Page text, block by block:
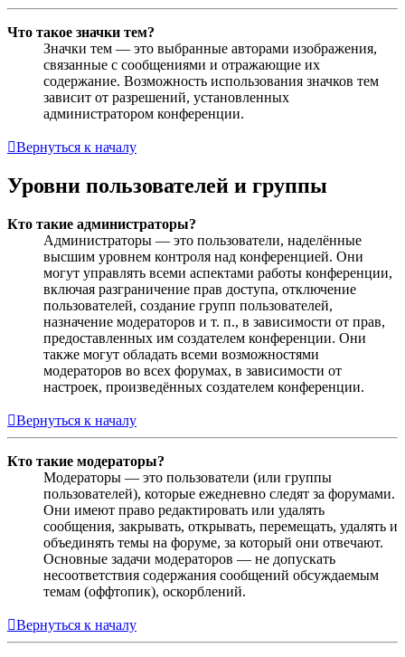
Что такое значки тем?
Значки тем — это выбранные авторами изображения,
связанные с сообщениями и отражающие их
содержание. Возможность использования значков тем
зависит от разрешений, установленных
администратором конференции.
Вернуться к началу
Уровни пользователей и группы
Кто такие администраторы?
Администраторы — это пользователи, наделённые
высшим уровнем контроля над конференцией. Они
могут управлять всеми аспектами работы конференции,
включая разграничение прав доступа, отключение
пользователей, создание групп пользователей,
назначение модераторов и т. п., в зависимости от прав,
предоставленных им создателем конференции. Они
также могут обладать всеми возможностями
модераторов во всех форумах, в зависимости от
настроек, произведённых создателем конференции.
Вернуться к началу
Кто такие модераторы?
Модераторы — это пользователи (или группы
пользователей), которые ежедневно следят за форумами.
Они имеют право редактировать или удалять
сообщения, закрывать, открывать, перемещать, удалять и
объединять темы на форуме, за который они отвечают.
Основные задачи модераторов — не допускать
несоответствия содержания сообщений обсуждаемым
темам (оффтопик), оскорблений.
Вернуться к началу